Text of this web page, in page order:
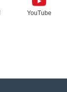
YouTube